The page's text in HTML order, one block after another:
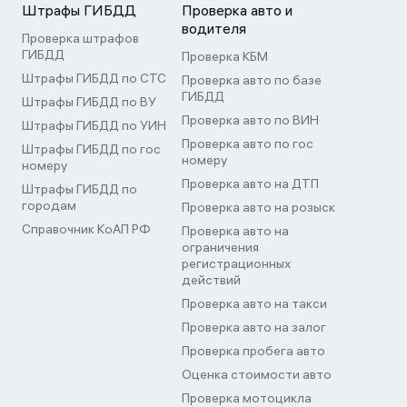
Штрафы ГИБДД
Проверка штрафов
ГИБДД
Штрафы ГИБДД по СТС
Штрафы ГИБДД по ВУ
Штрафы ГИБДД по УИН
Штрафы ГИБДД по гос
номеру
Штрафы ГИБДД по
городам
Справочник КоАП РФ
Проверка авто и
водителя
Проверка КБМ
Проверка авто по базе
ГИБДД
Проверка авто по ВИН
Проверка авто по гос
номеру
Проверка авто на ДТП
Проверка авто на розыск
Проверка авто на
ограничения
регистрационных
действий
Проверка авто на такси
Проверка авто на залог
Проверка пробега авто
Оценка стоимости авто
Проверка мотоцикла